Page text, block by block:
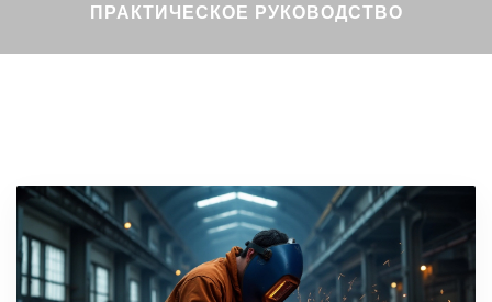
ПРАКТИЧЕСКОЕ РУКОВОДСТВО